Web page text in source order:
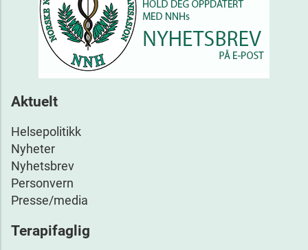
Aktuelt
Helsepolitikk
Nyheter
Nyhetsbrev
Personvern
Presse/media
Terapifaglig